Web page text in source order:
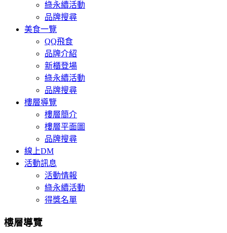
綠永續活動
品牌搜尋
美食一覽
QQ飛食
品牌介紹
新櫃登場
綠永續活動
品牌搜尋
樓層導覽
樓層簡介
樓層平面圖
品牌搜尋
線上DM
活動訊息
活動情報
綠永續活動
得獎名單
樓層導覽